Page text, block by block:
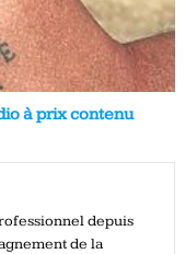
à prix contenu
depuis
de la